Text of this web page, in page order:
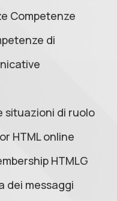
Competenze
di
situazioni di ruolo
HTML online
HTMLG
dei messaggi